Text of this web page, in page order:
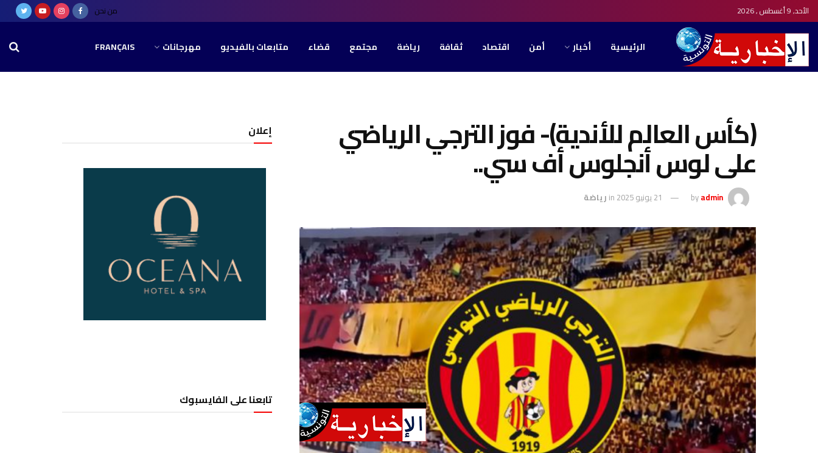
الأحد, 9 أغسطس , 2026 من نحن
الرئيسية أخبار أمن اقتصاد ثقافة رياضة مجتمع قضاء متابعات بالفيديو مهرجانات FRANÇAIS
(كأس العالم للأندية)- فوز الترجي الرياضي
على لوس أنجلوس أف سي..
byadmin 21 يونيو 2025 in رياضة
إعلان
تابعنا على الفايسبوك